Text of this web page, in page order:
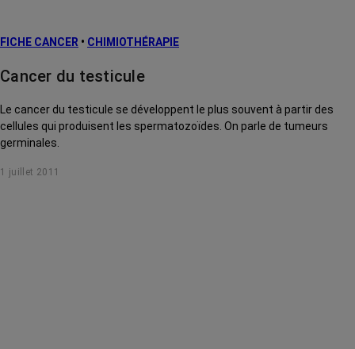
FICHE CANCER • CHIMIOTHÉRAPIE
Cancer du testicule
Le cancer du testicule se développent le plus souvent à partir des
cellules qui produisent les spermatozoïdes. On parle de tumeurs
germinales.
1 juillet 2011